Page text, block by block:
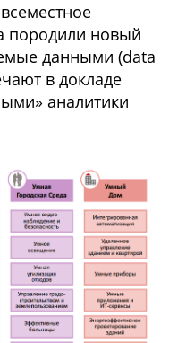
породили новый
данными (data
в докладе
аналитики